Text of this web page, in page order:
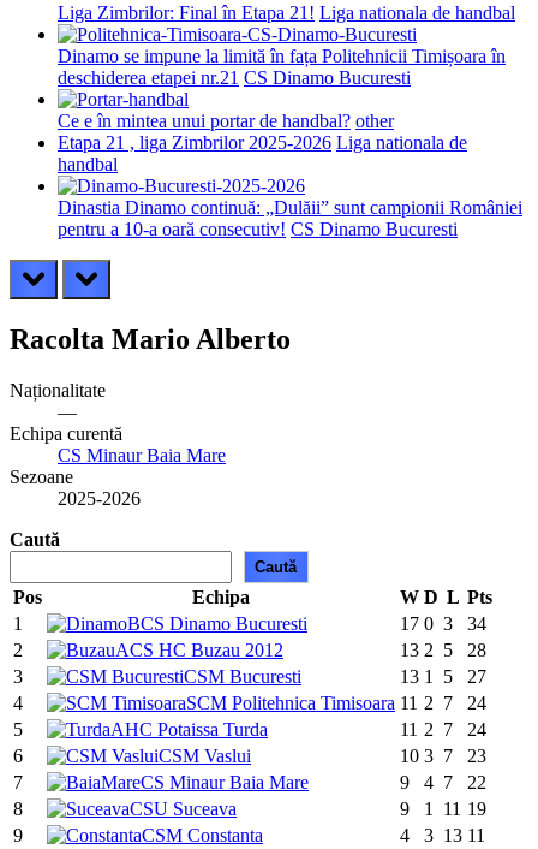
Liga Zimbrilor: Final în Etapa 21! Liga nationala de handbal
Dinamo se impune la limită în fața Politehnicii Timișoara în
deschiderea etapei nr.21 CS Dinamo Bucuresti
Ce e în mintea unui portar de handbal? other
Etapa 21 , liga Zimbrilor 2025-2026 Liga nationala de
handbal
Dinastia Dinamo continuă: „Dulăii” sunt campionii României
pentru a 10-a oară consecutiv! CS Dinamo Bucuresti
prev next
Racolta Mario Alberto
Naționalitate
—
Echipa curentă
CS Minaur Baia Mare
Sezoane
2025-2026
Caută
Caută
Pos Echipa W D L Pts
1
CS Dinamo Bucuresti 17 0 3
34
2
ACS HC Buzau 2012 13 2 5
28
3
CSM Bucuresti 13 1 5
27
4
SCM Politehnica Timisoara 11 2 7
24
5
AHC Potaissa Turda 11 2 7
24
6
CSM Vaslui 10 3 7
23
7
CS Minaur Baia Mare 9 4 7
22
8
CSU Suceava 9 1 11 19
9
CSM Constanta 4 3 13 11